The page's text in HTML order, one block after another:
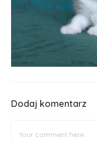
Dodaj komentarz